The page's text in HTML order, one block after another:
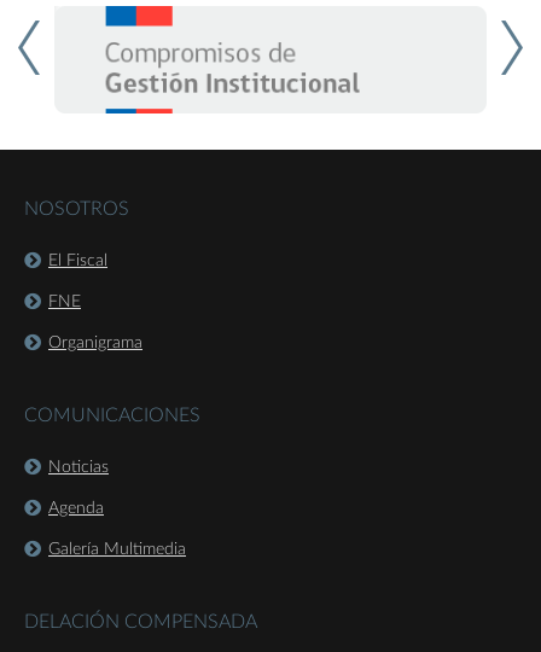
NOSOTROS
El Fiscal
FNE
Organigrama
COMUNICACIONES
Noticias
Agenda
Galería Multimedia
DELACIÓN COMPENSADA